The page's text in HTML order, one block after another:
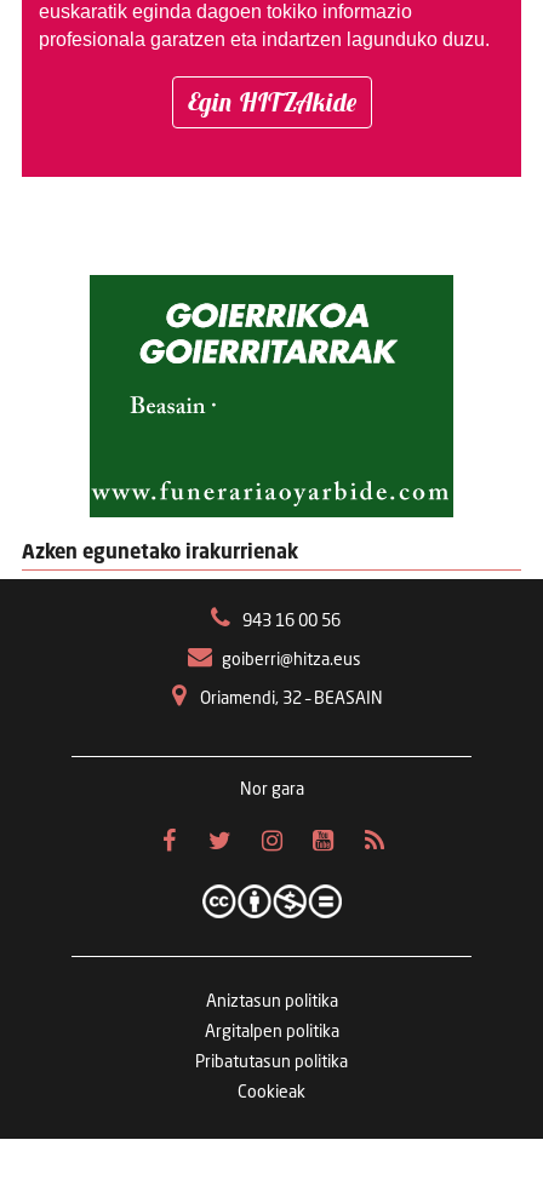
euskaratik eginda dagoen tokiko informazio
profesionala garatzen eta indartzen lagunduko duzu.
Egin HITZAkide
Azken egunetako irakurrienak
943 16 00 56
goiberri@hitza.eus
Oriamendi, 32 – BEASAIN
Nor gara
Aniztasun politika
Argitalpen politika
Pribatutasun politika
Cookieak